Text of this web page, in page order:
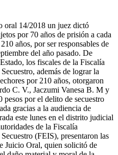
oral 14/2018 un juez dictó
por 70 años de prisión a cada
años, por ser responsables de
del año pasado. De
los fiscales de la Fiscalía
además de lograr la
por 210 años, otorgaron
C. V., Jaczumi Vanesa B. M y
por el delito de secuestro
gracias a la audiencia de
este lunes en el distrito judicial
de la Fiscalía
(FEIS), presentaron las
Juicio Oral, quien solicitó de